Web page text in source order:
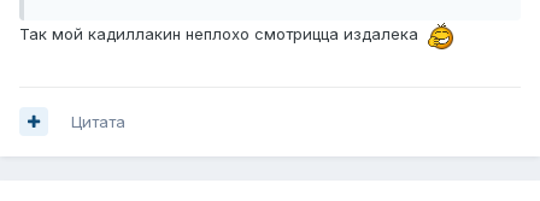
Так мой кадиллакин неплохо смотрицца издалека
Цитата